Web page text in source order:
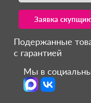
Заявка
Подержанные
с гарантией
Мы в